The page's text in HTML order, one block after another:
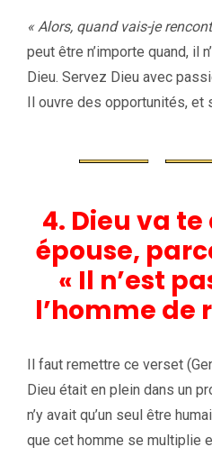
« Alors, quand vais-je
peut être n’importe quand, il
Dieu. Servez Dieu avec
Il ouvre des opportunités, et
4. Dieu va
épouse,
« Il n’est
l’homme de
Il faut remettre ce verset
Dieu était en plein dans un
n’y avait qu’un seul être
que cet homme se multiplie